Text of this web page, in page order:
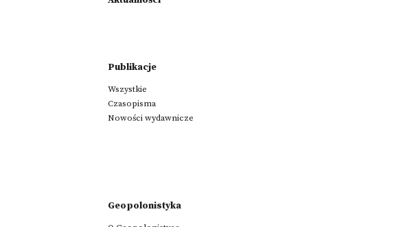
Publikacje
Wszystkie
Czasopisma
Nowości wydawnicze
Geopolonistyka